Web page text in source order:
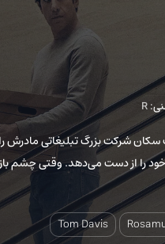
تاک شو
خانوادگی
عاشقانه
کمدی
مستند
موزیکال
وسترن
آور
فانتزی
تبلیغاتی مادرش را
وقتی چشم باز
Tom